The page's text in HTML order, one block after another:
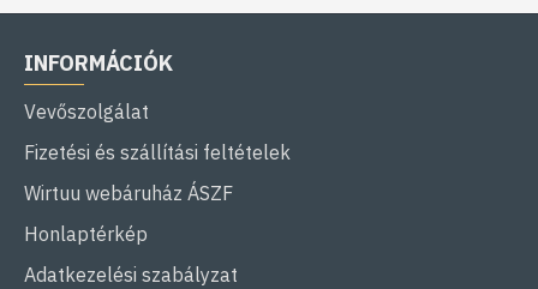
INFORMÁCIÓK
Vevőszolgálat
Fizetési és szállítási feltételek
Wirtuu webáruház ÁSZF
Honlaptérkép
Adatkezelési szabályzat